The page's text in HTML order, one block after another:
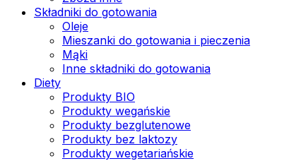
Składniki do gotowania
Oleje
Mieszanki do gotowania i pieczenia
Mąki
Inne składniki do gotowania
Diety
Produkty BIO
Produkty wegańskie
Produkty bezglutenowe
Produkty bez laktozy
Produkty wegetariańskie